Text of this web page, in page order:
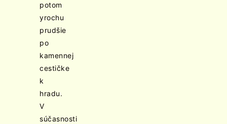
potom
yrochu
prudšie
po
kamennej
cestičke
k
hradu.
V
súčasnosti